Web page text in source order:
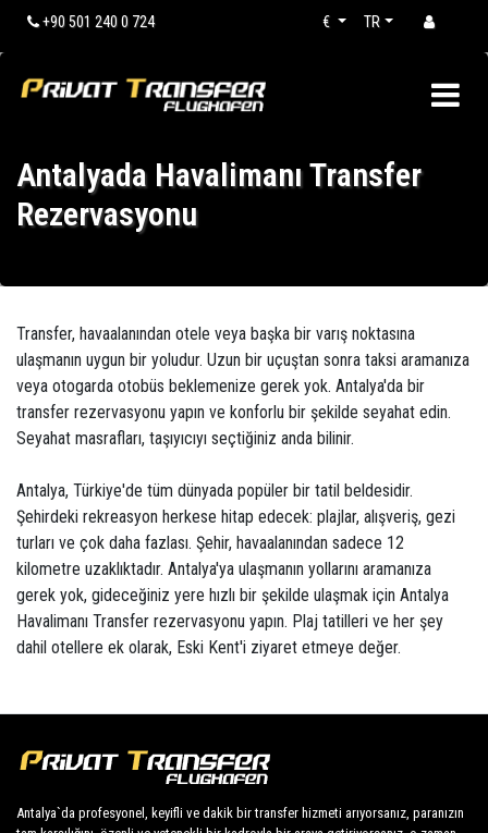
+90 501 240 0 724 TR
€
Antalyada Havalimanı Transfer
Rezervasyonu
Transfer, havaalanından otele veya başka bir varış noktasına
ulaşmanın uygun bir yoludur. Uzun bir uçuştan sonra taksi aramanıza
veya otogarda otobüs beklemenize gerek yok. Antalya'da bir
transfer rezervasyonu yapın ve konforlu bir şekilde seyahat edin.
Seyahat masrafları, taşıyıcıyı seçtiğiniz anda bilinir.
Antalya, Türkiye'de tüm dünyada popüler bir tatil beldesidir.
Şehirdeki rekreasyon herkese hitap edecek: plajlar, alışveriş, gezi
turları ve çok daha fazlası. Şehir, havaalanından sadece 12
kilometre uzaklıktadır. Antalya'ya ulaşmanın yollarını aramanıza
gerek yok, gideceğiniz yere hızlı bir şekilde ulaşmak için Antalya
Havalimanı Transfer rezervasyonu yapın. Plaj tatilleri ve her şey
dahil otellere ek olarak, Eski Kent'i ziyaret etmeye değer.
Antalya`da profesyonel, keyifli ve dakik bir transfer hizmeti arıyorsanız, paranızın